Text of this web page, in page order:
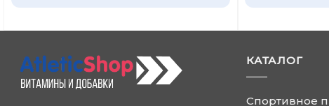
КАТАЛОГ
Спортивное